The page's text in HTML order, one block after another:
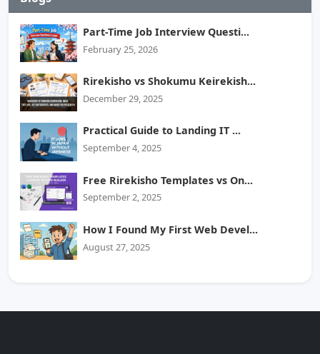
Part-Time Job Interview Questi...
February 25, 2026
Rirekisho vs Shokumu Keirekish...
December 29, 2025
Practical Guide to Landing IT ...
September 4, 2025
Free Rirekisho Templates vs On...
September 2, 2025
How I Found My First Web Devel...
August 27, 2025